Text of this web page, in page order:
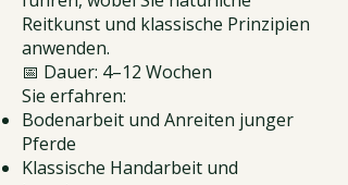
Reitkunst und klassische Prinzipien
anwenden.
📅 Dauer: 4–12 Wochen
Sie erfahren:
Bodenarbeit und Anreiten junger
Pferde
Klassische Handarbeit und